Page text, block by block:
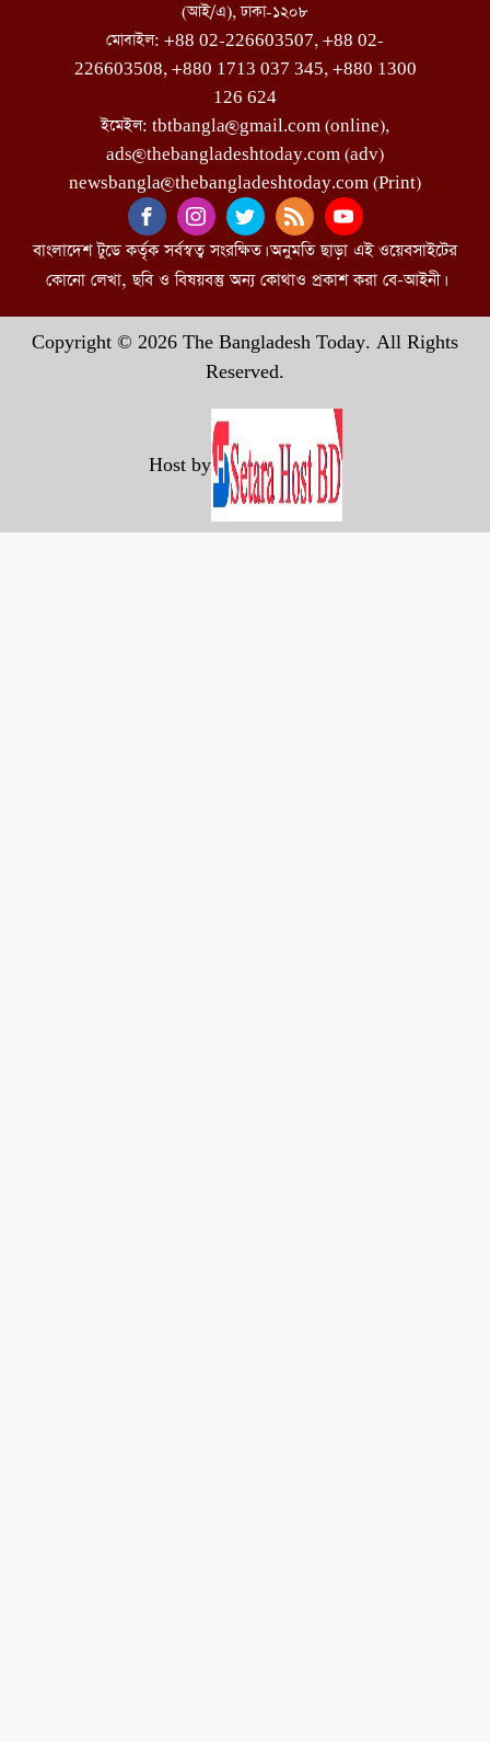
(আই/এ), ঢাকা-১২০৮
মোবাইল: +88 02-226603507, +88 02-
226603508, +880 1713 037 345, +880 1300
126 624
ইমেইল: tbtbangla@gmail.com (online),
ads@thebangladeshtoday.com (adv)
newsbangla@thebangladeshtoday.com (Print)
বাংলাদেশ টুডে কর্তৃক সর্বস্বত্ব সংরক্ষিত। অনুমতি ছাড়া এই ওয়েবসাইটের
কোনো লেখা, ছবি ও বিষয়বস্তু অন্য কোথাও প্রকাশ করা বে-আইনী।
Copyright © 2026 The Bangladesh Today. All Rights
Reserved.
Host by